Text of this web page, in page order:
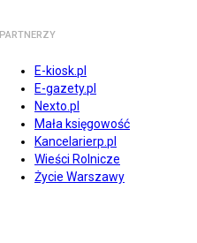
PARTNERZY
E-kiosk.pl
E-gazety.pl
Nexto.pl
Mała księgowość
Kancelarierp.pl
Wieści Rolnicze
Życie Warszawy